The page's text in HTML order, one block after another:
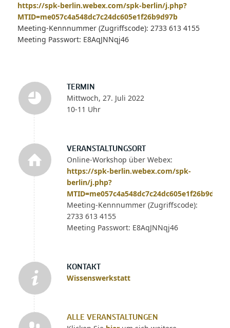
TERMIN
Mittwoch, 27. Juli 2022
10-11 Uhr
VERANSTALTUNGSORT
Online-Workshop über Webex:
https://spk-berlin.webex.com/spk-
berlin/j.php?
MTID=me057c4a548dc7c24dc605e1f26b9d97b
Meeting-Kennnummer (Zugriffscode):
2733 613 4155
Meeting Passwort: E8AqJNNqj46
KONTAKT
Wissenswerkstatt
ALLE VERANSTALTUNGEN
https://spk-berlin.webex.com/spk-berlin/j.php?
MTID=me057c4a548dc7c24dc605e1f26b9d97b
Meeting-Kennnummer (Zugriffscode): 2733 613 4155
Meeting Passwort: E8AqJNNqj46